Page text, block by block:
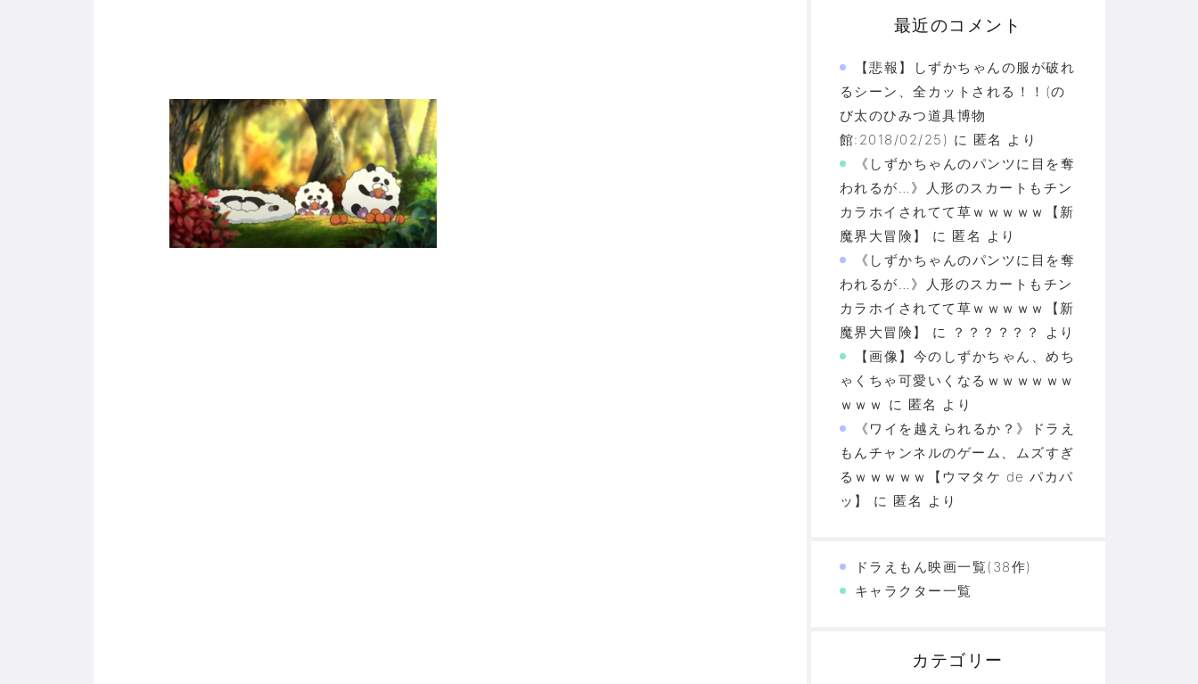
最近のコメント
【悲報】しずかちゃんの服が破れ
るシーン、全カットされる！！(の
び太のひみつ道具博物
館:2018/02/25) に 匿名 より
《しずかちゃんのパンツに目を奪
われるが…》人形のスカートもチン
カラホイされてて草ｗｗｗｗｗ【新
魔界大冒険】
に 匿名 より
《しずかちゃんのパンツに目を奪
われるが…》人形のスカートもチン
カラホイされてて草ｗｗｗｗｗ【新
魔界大冒険】
に ？？？？？？
より
【画像】今のしずかちゃん、めち
ゃくちゃ可愛いくなるｗｗｗｗｗｗ
ｗｗｗ に 匿名 より
《ワイを越えられるか？》ドラえ
もんチャンネルのゲーム、ムズすぎ
るｗｗｗｗｗ【ウマタケ de パカパ
ッ】
に 匿名 より
ドラえもん映画一覧(38作)
キャラクター一覧
カテゴリー